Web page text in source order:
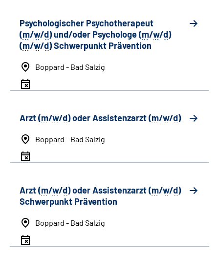
Psychologischer Psychotherapeut
(m/w/d) und/oder Psychologe (m/w/d)
(m/w/d) Schwerpunkt Prävention
Boppard - Bad Salzig
Arzt (m/w/d) oder Assistenzarzt (m/w/d)
Boppard - Bad Salzig
Arzt (m/w/d) oder Assistenzarzt (m/w/d)
Schwerpunkt Prävention
Boppard - Bad Salzig